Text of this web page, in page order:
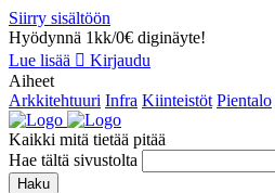
Siirry sisältöön
Hyödynnä 1kk/0€ diginäyte!
Lue lisää
Kirjaudu
Aiheet
Arkkitehtuuri Infra Kiinteistöt Pientalo
Kaikki mitä tietää pitää
Hae tältä sivustolta
Haku